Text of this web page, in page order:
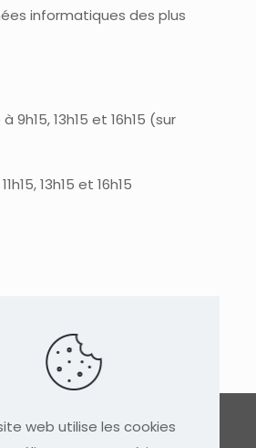
informatiques des plus
9h15, 13h15 et 16h15 (sur
13h15 et 16h15
web utilise les cookies